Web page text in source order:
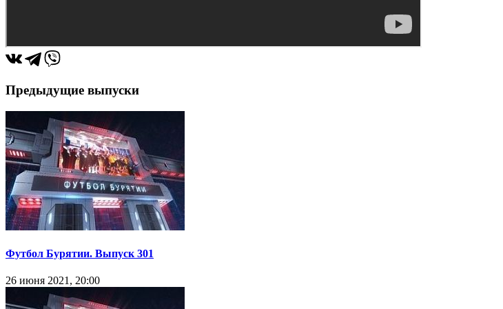
Предыдущие выпуски
Футбол Бурятии. Выпуск 301
26 июня 2021, 20:00